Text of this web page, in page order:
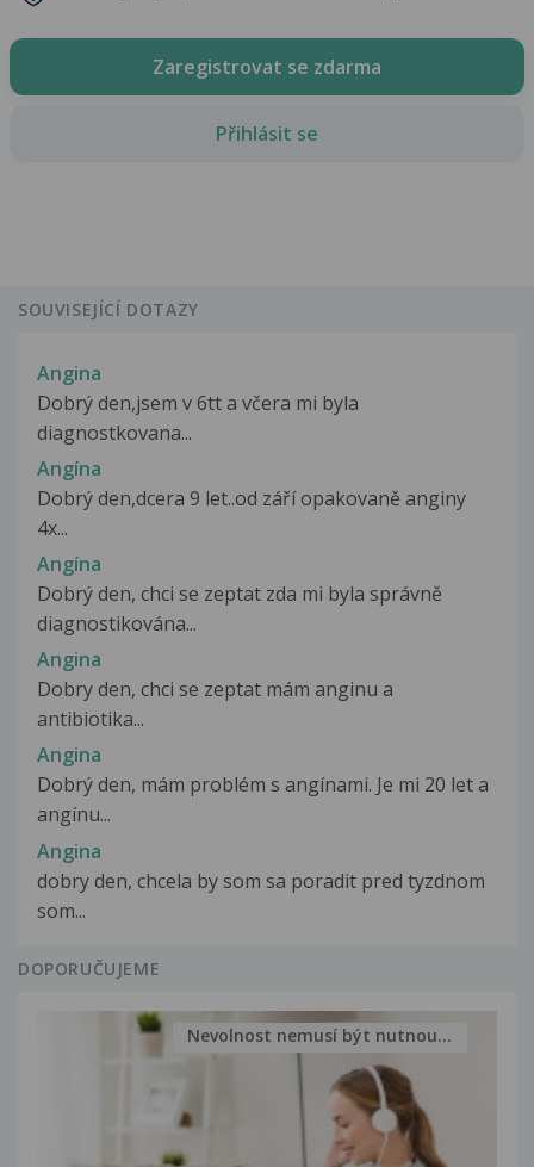
Zaregistrovat se zdarma
Přihlásit se
SOUVISEJÍCÍ DOTAZY
Angina
Dobrý den,jsem v 6tt a včera mi byla
diagnostkovana...
Angína
Dobrý den,dcera 9 let..od září opakovaně anginy
4x...
Angína
Dobrý den, chci se zeptat zda mi byla správně
diagnostikována...
Angina
Dobry den, chci se zeptat mám anginu a
antibiotika...
Angina
Dobrý den, mám problém s angínami. Je mi 20 let a
angínu...
Angina
dobry den, chcela by som sa poradit pred tyzdnom
som...
DOPORUČUJEME
Nevolnost nemusí být nutnou...